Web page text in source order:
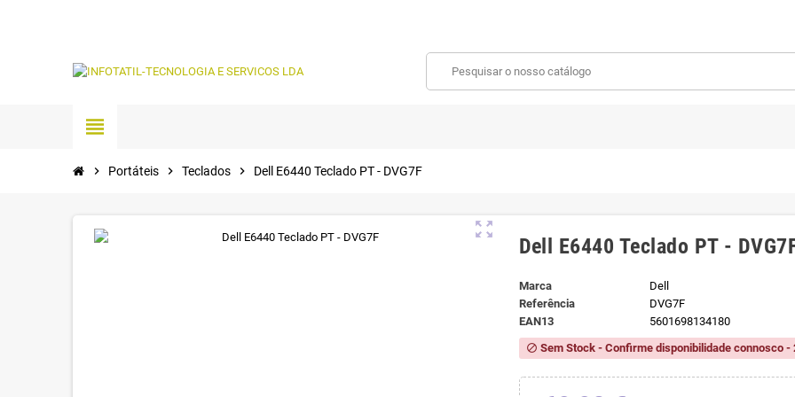
view_headline
chevron_right Portáteis chevron_right Teclados chevron_right Dell E6440 Teclado PT - DVG7F
zoom_out_map
Dell E6440 Teclado PT -
Marca
Dell
Referência
DVG7F
EAN13
5601698134180
block Sem Stock - Confirme disponibilidade connosco -